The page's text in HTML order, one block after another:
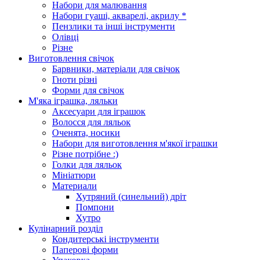
Набори для малювання
Набори гуаші, акварелі, акрилу *
Пензлики та інші інструменти
Олівці
Різне
Виготовлення свічок
Барвники, матеріали для свічок
Гноти різні
Форми для свічок
М'яка іграшка, ляльки
Аксесуари для іграшок
Волосся для ляльок
Оченята, носики
Набори для виготовлення м'якої іграшки
Різне потрібне :)
Голки для ляльок
Мініатюри
Материали
Хутряний (синельний) дріт
Помпони
Хутро
Кулінарний розділ
Кондитерські інструменти
Паперові форми